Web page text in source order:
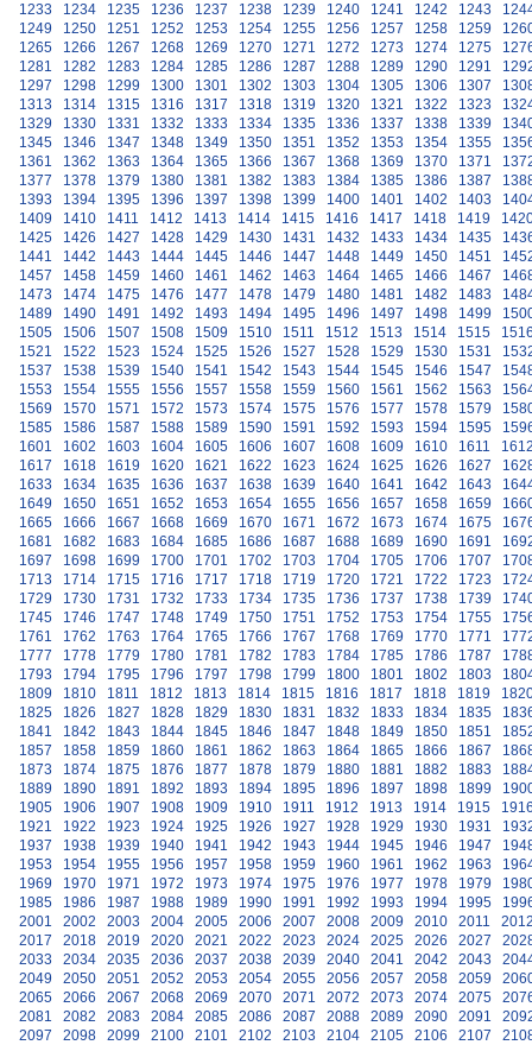
1233
1234 1235 1236 1237 1238 1239 1240 1241 1242 1243
1249
1250 1251 1252 1253 1254 1255 1256 1257 1258 1259
1265
1266 1267 1268 1269 1270 1271 1272 1273 1274 1275
1281
1282 1283 1284 1285 1286 1287 1288 1289 1290 1291
1297
1298 1299 1300 1301 1302 1303 1304 1305 1306 1307
1313
1314 1315 1316 1317 1318 1319 1320 1321 1322 1323
1329
1330 1331 1332 1333 1334 1335 1336 1337 1338 1339
1345
1346 1347 1348 1349 1350 1351 1352 1353 1354 1355
1361
1362 1363 1364 1365 1366 1367 1368 1369 1370 1371
1377
1378 1379 1380 1381 1382 1383 1384 1385 1386 1387
1393
1394 1395 1396 1397 1398 1399 1400 1401 1402 1403
1409
1410 1411 1412 1413 1414 1415 1416 1417 1418 1419
1425
1426 1427 1428 1429 1430 1431 1432 1433 1434 1435
1441
1442 1443 1444 1445 1446 1447 1448 1449 1450 1451
1457
1458 1459 1460 1461 1462 1463 1464 1465 1466 1467
1473
1474 1475 1476 1477 1478 1479 1480 1481 1482 1483
1489
1490 1491 1492 1493 1494 1495 1496 1497 1498 1499
1505
1506 1507 1508 1509 1510 1511 1512 1513 1514 1515
1521
1522 1523 1524 1525 1526 1527 1528 1529 1530 1531
1537
1538 1539 1540 1541 1542 1543 1544 1545 1546 1547
1553
1554 1555 1556 1557 1558 1559 1560 1561 1562 1563
1569
1570 1571 1572 1573 1574 1575 1576 1577 1578 1579
1585
1586 1587 1588 1589 1590 1591 1592 1593 1594 1595
1601
1602 1603 1604 1605 1606 1607 1608 1609 1610 1611
1617
1618 1619 1620 1621 1622 1623 1624 1625 1626 1627
1633
1634 1635 1636 1637 1638 1639 1640 1641 1642 1643
1649
1650 1651 1652 1653 1654 1655 1656 1657 1658 1659
1665
1666 1667 1668 1669 1670 1671 1672 1673 1674 1675
1681
1682 1683 1684 1685 1686 1687 1688 1689 1690 1691
1697
1698 1699 1700 1701 1702 1703 1704 1705 1706 1707
1713
1714 1715 1716 1717 1718 1719 1720 1721 1722 1723
1729
1730 1731 1732 1733 1734 1735 1736 1737 1738 1739
1745
1746 1747 1748 1749 1750 1751 1752 1753 1754 1755
1761
1762 1763 1764 1765 1766 1767 1768 1769 1770 1771
1777
1778 1779 1780 1781 1782 1783 1784 1785 1786 1787
1793
1794 1795 1796 1797 1798 1799 1800 1801 1802 1803
1809
1810 1811 1812 1813 1814 1815 1816 1817 1818 1819
1825
1826 1827 1828 1829 1830 1831 1832 1833 1834 1835
1841
1842 1843 1844 1845 1846 1847 1848 1849 1850 1851
1857
1858 1859 1860 1861 1862 1863 1864 1865 1866 1867
1873
1874 1875 1876 1877 1878 1879 1880 1881 1882 1883
1889
1890 1891 1892 1893 1894 1895 1896 1897 1898 1899
1905
1906 1907 1908 1909 1910 1911 1912 1913 1914 1915
1921
1922 1923 1924 1925 1926 1927 1928 1929 1930 1931
1937
1938 1939 1940 1941 1942 1943 1944 1945 1946 1947
1953
1954 1955 1956 1957 1958 1959 1960 1961 1962 1963
1969
1970 1971 1972 1973 1974 1975 1976 1977 1978 1979
1985
1986 1987 1988 1989 1990 1991 1992 1993 1994 1995
2001
2002 2003 2004 2005 2006 2007 2008 2009 2010 2011
2017
2018 2019 2020 2021 2022 2023 2024 2025 2026 2027
2033
2034 2035 2036 2037 2038 2039 2040 2041 2042 2043
2049
2050 2051 2052 2053 2054 2055 2056 2057 2058 2059
2065
2066 2067 2068 2069 2070 2071 2072 2073 2074 2075
2081
2082 2083 2084 2085 2086 2087 2088 2089 2090 2091
2097
2098 2099 2100 2101 2102 2103 2104 2105 2106 2107